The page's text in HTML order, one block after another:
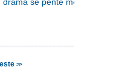
se pente mere
>>